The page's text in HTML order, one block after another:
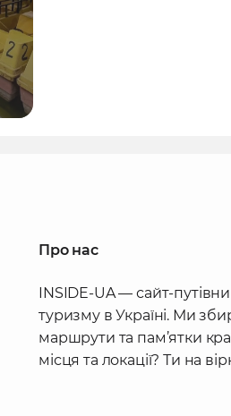
Про нас
INSIDE-UA — сайт-
туризму в Україні. Ми
маршрути та пам’ятки
місця та локації? Ти на